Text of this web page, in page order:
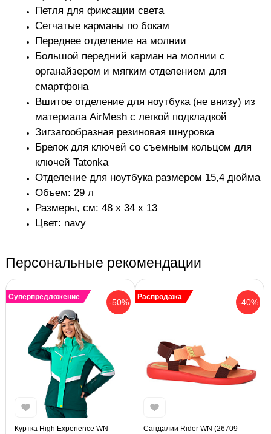
Петля для фиксации света
Сетчатые карманы по бокам
Переднее отделение на молнии
Большой передний карман на молнии с
органайзером и мягким отделением для
смартфона
Вшитое отделение для ноутбука (не внизу) из
материала AirMesh с легкой подкладкой
Зигзагообразная резиновая шнуровка
Брелок для ключей со съемным кольцом для
ключей Tatonka
Отделение для ноутбука размером 15,4 дюйма
Объем: 29 л
Размеры, см: 48 x 34 x 13
Цвет: navy
Персональные рекомендации
-50%
Суперпредложение
Куртка High Experience WN
-40%
Распродажа
Сандалии Rider WN (26709-